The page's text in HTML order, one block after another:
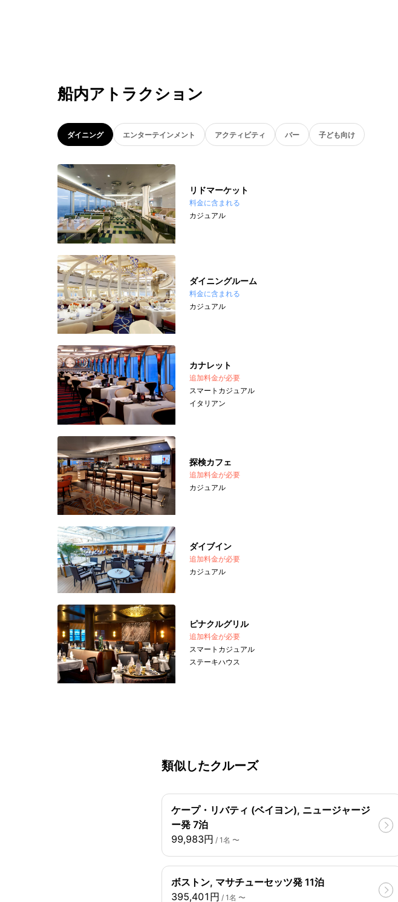
船内アトラクション
ダイニング エンターテインメント アクティビティ バー 子ども向け
リドマーケット
料金に含まれる
カジュアル
ダイニングルーム
料金に含まれる
カジュアル
カナレット
追加料金が必要
スマートカジュアル
イタリアン
探検カフェ
追加料金が必要
カジュアル
ダイブイン
追加料金が必要
カジュアル
ピナクルグリル
追加料金が必要
スマートカジュアル
ステーキハウス
類似したクルーズ
ケープ・リバティ (ベイヨン), ニュージャージ
ー発 7泊
99,983円 / 1名 〜
ボストン, マサチューセッツ発 11泊
395,401円 / 1名 〜